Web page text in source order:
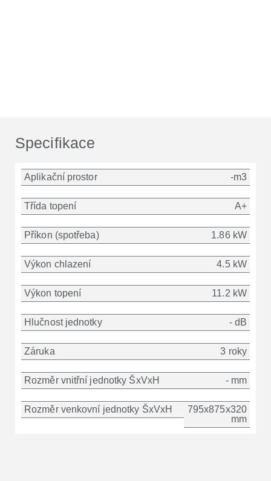
Specifikace
Aplikační prostor
Třída topení
Příkon (spotřeba)
Výkon chlazení
Výkon topení
Hlučnost jednotky
Záruka
Rozměr vnitřní jednotky ŠxVxH
Rozměr venkovní jednotky ŠxVxH
-m3
A+
1.86 kW
4.5 kW
11.2 kW
- dB
3 roky
- mm
795x875x320
mm